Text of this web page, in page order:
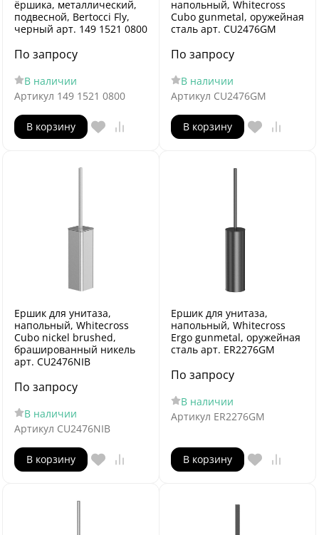
ёршика, металлический,
подвесной, Bertocci Fly,
черный арт. 149 1521 0800
По запросу
В наличии
Артикул 149 1521 0800
В корзину
напольный, Whitecross
Cubo gunmetal, оружейная
сталь арт. CU2476GM
По запросу
В наличии
Артикул CU2476GM
В корзину
Ершик для унитаза,
напольный, Whitecross
Cubo nickel brushed,
брашированный никель
арт. CU2476NIB
По запросу
В наличии
Артикул CU2476NIB
В корзину
Ершик для унитаза,
напольный, Whitecross
Ergo gunmetal, оружейная
сталь арт. ER2276GM
По запросу
В наличии
Артикул ER2276GM
В корзину